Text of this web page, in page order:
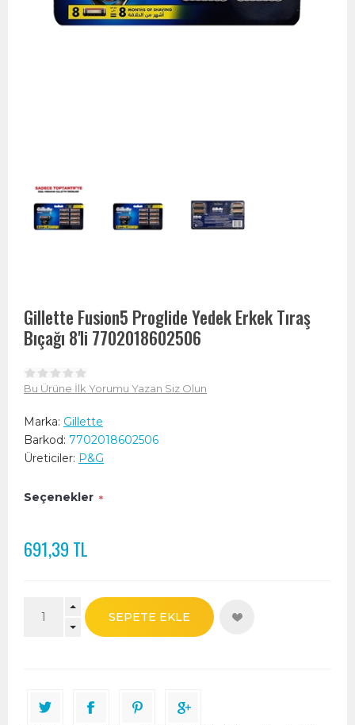
Gillette Fusion5 Proglide Yedek Erkek Tıraş
Bıçağı 8'li 7702018602506
Bu Ürüne İlk Yorumu Yazan Siz Olun
Marka: Gillette
Barkod: 7702018602506
Üreticiler: P&G
Seçenekler *
691,39 TL